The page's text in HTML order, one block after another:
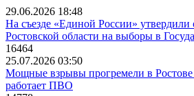
29.06.2026 18:48
На съезде «Единой России» утвердили
Ростовской области на выборы в
16464
25.07.2026 03:50
Мощные взрывы прогремели в Ростове
работает ПВО